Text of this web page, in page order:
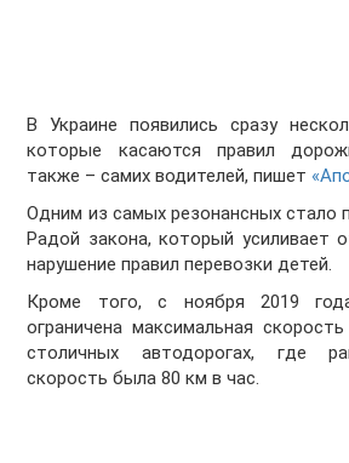
В Украине появились сразу
которые касаются правил
также – самих водителей, пишет
Одним из самых резонансных стало
Радой закона, который усиливает
нарушение правил перевозки детей.
Кроме того, с ноября 2019
ограничена максимальная
столичных автодорогах, где
скорость была 80 км в час.